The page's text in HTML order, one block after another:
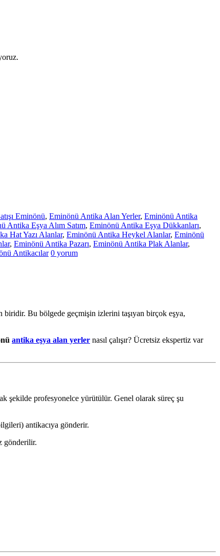
Eminönü, Eminönü Antika Alan Yerler, Eminönü Antika
Antika Eşya Alım Satım, Eminönü Antika Eşya Dükkanları,
Hat Yazı Alanlar, Eminönü Antika Heykel Alanlar, Eminönü
, Eminönü Antika Pazarı, Eminönü Antika Plak Alanlar,
Antikacılar 0 yorum
Bu bölgede geçmişin izlerini taşıyan birçok eşya,
antika eşya alan yerler nasıl çalışır? Ücretsiz ekspertiz var
şekilde profesyonelce yürütülür. Genel olarak süreç şu
antikacıya gönderir.
gönderilir.